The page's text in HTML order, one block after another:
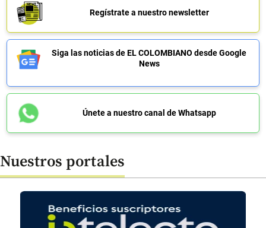
Regístrate a nuestro newsletter
Siga las noticias de EL COLOMBIANO desde Google
News
Únete a nuestro canal de Whatsapp
Nuestros portales